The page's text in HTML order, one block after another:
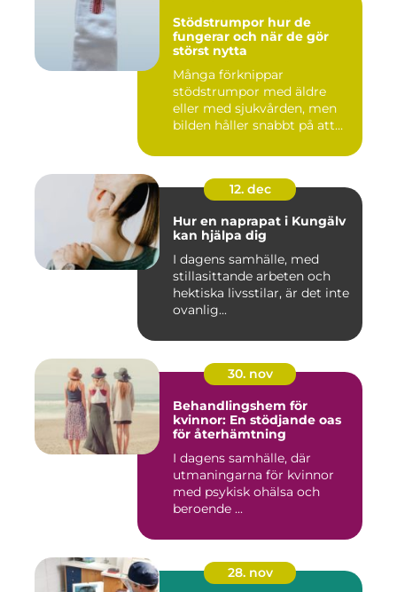
Stödstrumpor hur de
fungerar och när de gör
störst nytta
Många förknippar
stödstrumpor med äldre
eller med sjukvården, men
bilden håller snabbt på att
12. dec
Hur en naprapat i Kungälv
kan hjälpa dig
I dagens samhälle, med
stillasittande arbeten och
hektiska livsstilar, är det inte
ovanlig...
30. nov
Behandlingshem för
kvinnor: En stödjande oas
för återhämtning
I dagens samhälle, där
utmaningarna för kvinnor
med psykisk ohälsa och
beroende ...
28. nov